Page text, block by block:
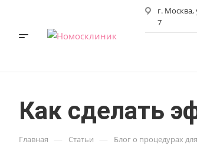
г. Москва,
7
Как сделать
Главная — Статьи — Блог о процедурах